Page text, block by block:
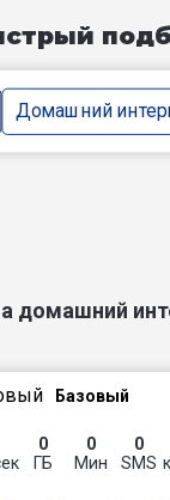
Домашний
домашний
Базовый
0
ГБ
0
Мин
0
SMS